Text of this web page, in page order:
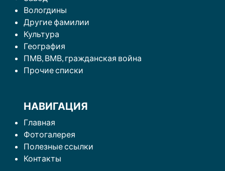
Вологдины
Другие фамилии
Культура
География
ПМВ, ВМВ, гражданская война
Прочие списки
НАВИГАЦИЯ
Главная
Фотогалерея
Полезные ссылки
Контакты